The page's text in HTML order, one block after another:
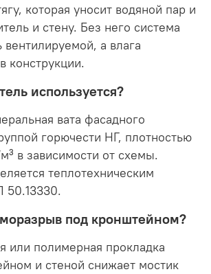
которая уносит водяной пар и
и стену. Без него система
вентилируемой, а влага
конструкции.
используется?
вата фасадного
горючести НГ, плотностью
в зависимости от схемы.
теплотехническим
50.13330.
под кронштейном?
или полимерная прокладка
и стеной снижает мостик